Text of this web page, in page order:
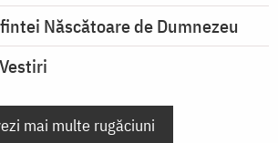
Născătoare de Dumnezeu
mai multe rugăciuni